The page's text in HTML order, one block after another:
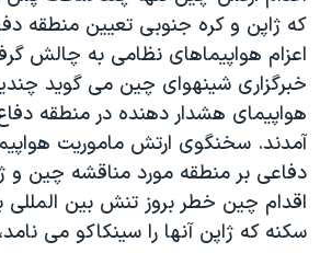
اسرائیل در جنگ
نرگس محمدی برنده جایزه نوبل صلح
همایش محافظه‌کاران آمریکا «سی‌پک»
صفحه‌های ویژه
سفر پرزیدنت ترامپ به چین
که ژاپن و کره جنوبی تعیین منطقه
اعزام هواپیماهای نظامی به چالش
خبرگزاری شینهوای چین می گوید
هواپیمای هشدار دهنده در منطقه
آمدند. سخنگوی ارتش ماموریت
دفاعی بر منطقه مورد مناقشه چین و
اقدام چین خطر بروز تنش بین المللی
سکنه که ژاپن آنها را سینکاکو می